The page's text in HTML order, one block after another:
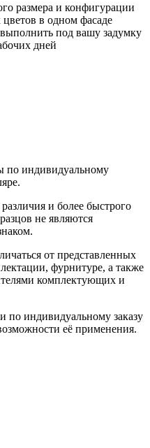
размера и конфигурации
в одном фасаде
под вашу задумку
дней
по индивидуальному
и более быстрого
не являются
от представленных
фурнитуре, а также
комплектующих и
по индивидуальному заказу
её применения.